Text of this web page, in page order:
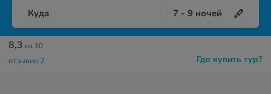
Куда 7 - 9 ночей
Где купить тур?
8,3 из 10
отзывов 2